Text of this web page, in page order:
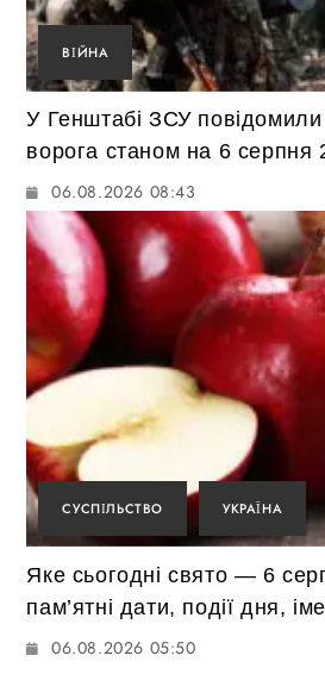
ВІЙНА
У Генштабі ЗСУ повідомили
ворога станом на 6 серпня
06.08.2026 08:43
СУСПІЛЬСТВО УКРАЇНА
Яке сьогодні свято — 6
пам’ятні дати, події дня,
06.08.2026 05:50